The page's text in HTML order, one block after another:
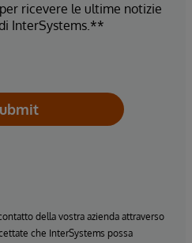
ricevere le ultime notizie
InterSystems.**
della vostra azienda attraverso
che InterSystems possa